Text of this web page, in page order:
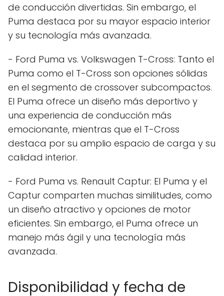
de conducción divertidas. Sin embargo, el
Puma destaca por su mayor espacio interior
y su tecnología más avanzada.
- Ford Puma vs. Volkswagen T-Cross: Tanto el
Puma como el T-Cross son opciones sólidas
en el segmento de crossover subcompactos.
El Puma ofrece un diseño más deportivo y
una experiencia de conducción más
emocionante, mientras que el T-Cross
destaca por su amplio espacio de carga y su
calidad interior.
- Ford Puma vs. Renault Captur: El Puma y el
Captur comparten muchas similitudes, como
un diseño atractivo y opciones de motor
eficientes. Sin embargo, el Puma ofrece un
manejo más ágil y una tecnología más
avanzada.
Disponibilidad y fecha de